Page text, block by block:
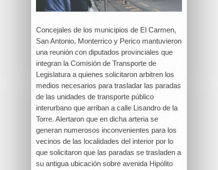
Concejales de los municipios de El Carmen,
San Antonio, Monterrico y Perico mantuvieron
una reunión con diputados provinciales que
integran la Comisión de Transporte de
Legislatura a quienes solicitaron arbitren los
medios necesarios para trasladar las paradas
de las unidades de transporte público
interurbano que arriban a calle Lisandro de la
Torre. Alertaron que en dicha arteria se
generan numerosos inconvenientes para los
vecinos de las localidades del interior por lo
que solicitaron que las paradas se trasladen a
su antigua ubicación sobre avenida Hipólito